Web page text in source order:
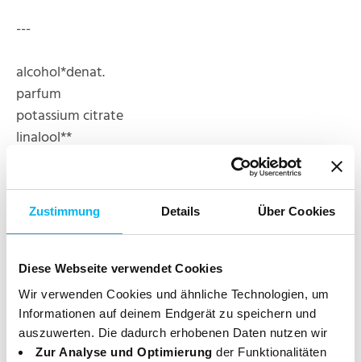
Zustimmung Details Über Cookies
Diese Webseite verwendet Cookies
Wir verwenden Cookies und ähnliche Technologien, um
Informationen auf deinem Endgerät zu speichern und
auszuwerten. Die dadurch erhobenen Daten nutzen wir
Zur Analyse und Optimierung der Funktionalitäten
---
alcohol*denat.
parfum
potassium citrate
linalool**
linalyl acetate**
lavandula oil**
geraniol**
citral**
eucalyptus globulus oil**
citronellol**
vanillin**